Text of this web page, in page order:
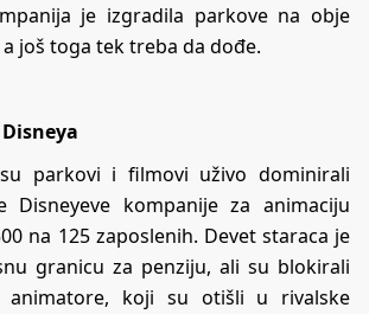
je izgradila parkove na obje
još toga tek treba da dođe.
parkovi i filmovi uživo dominirali
Disneyeve kompanije za animaciju
na 125 zaposlenih. Devet staraca je
granicu za penziju, ali su blokirali
animatore, koji su otišli u rivalske